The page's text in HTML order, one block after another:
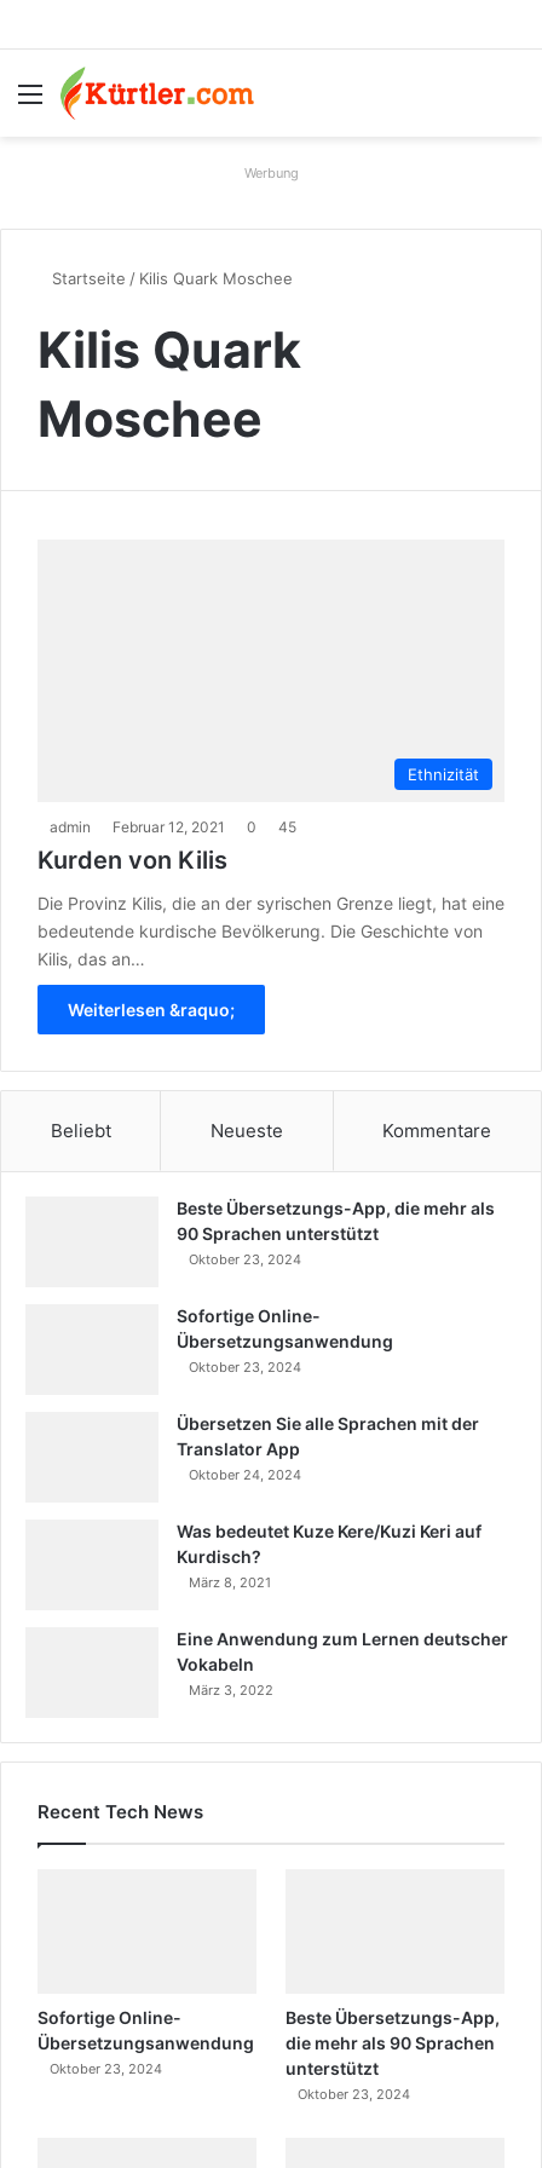
Menü
Werbung
Startseite / Kilis Quark Moschee
Kilis Quark
Moschee
Ethnizität
admin Februar 12, 2021 0 45
Kurden von Kilis
Die Provinz Kilis, die an der syrischen Grenze liegt, hat eine
bedeutende kurdische Bevölkerung. Die Geschichte von
Kilis, das an…
Weiterlesen &raquo;
Beliebt Neueste Kommentare
Beste Übersetzungs-App, die mehr als
90 Sprachen unterstützt
Oktober 23, 2024
Sofortige Online-
Übersetzungsanwendung
Oktober 23, 2024
Übersetzen Sie alle Sprachen mit der
Translator App
Oktober 24, 2024
Was bedeutet Kuze Kere/Kuzi Keri auf
Kurdisch?
März 8, 2021
Eine Anwendung zum Lernen deutscher
Vokabeln
März 3, 2022
Recent Tech News
Sofortige Online-
Übersetzungsanwendung
Oktober 23, 2024
Beste Übersetzungs-App,
die mehr als 90 Sprachen
unterstützt
Oktober 23, 2024